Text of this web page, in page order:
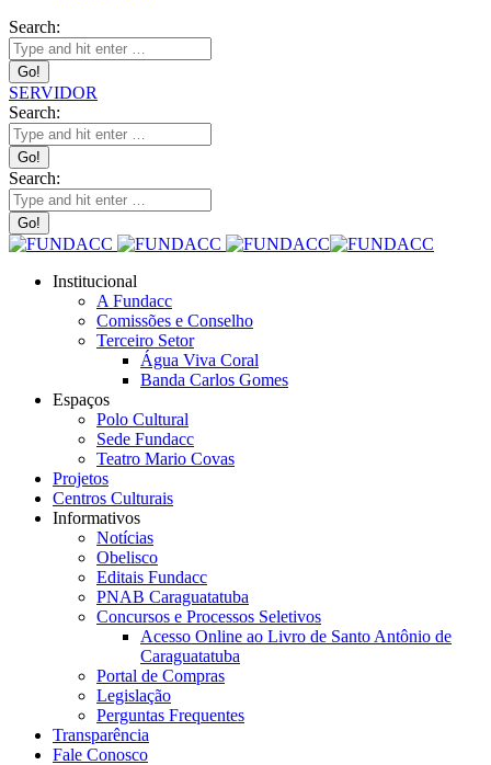
Search:
SERVIDOR
Search:
Search:
Institucional
A Fundacc
Comissões e Conselho
Terceiro Setor
Água Viva Coral
Banda Carlos Gomes
Espaços
Polo Cultural
Sede Fundacc
Teatro Mario Covas
Projetos
Centros Culturais
Informativos
Notícias
Obelisco
Editais Fundacc
PNAB Caraguatatuba
Concursos e Processos Seletivos
Acesso Online ao Livro de Santo Antônio de
Caraguatatuba
Portal de Compras
Legislação
Perguntas Frequentes
Transparência
Fale Conosco